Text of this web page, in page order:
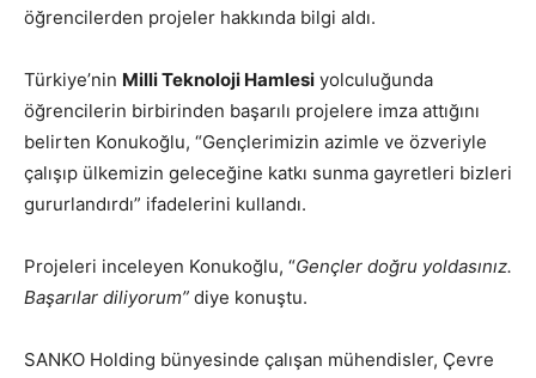
öğrencilerden projeler hakkında bilgi aldı.
Türkiye’nin Milli Teknoloji Hamlesi yolculuğunda
öğrencilerin birbirinden başarılı projelere imza attığını
belirten Konukoğlu, “Gençlerimizin azimle ve özveriyle
çalışıp ülkemizin geleceğine katkı sunma gayretleri bizleri
gururlandırdı” ifadelerini kullandı.
Projeleri inceleyen Konukoğlu, “Gençler doğru yoldasınız.
Başarılar diliyorum” diye konuştu.
SANKO Holding bünyesinde çalışan mühendisler, Çevre